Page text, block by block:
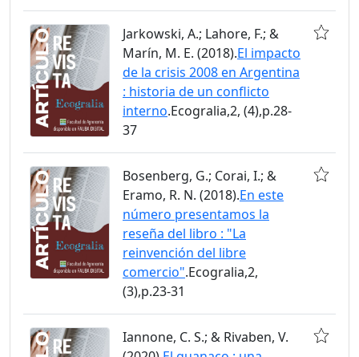
Jarkowski, A.; Lahore, F.; &
Marín, M. E. (2018).El impacto
de la crisis 2008 en Argentina
: historia de un conflicto
interno.Ecogralia,2, (4),p.28-
37
Bosenberg, G.; Corai, I.; &
Eramo, R. N. (2018).En este
número presentamos la
reseña del libro : "La
reinvención del libre
comercio".Ecogralia,2,
(3),p.23-31
Iannone, C. S.; & Rivaben, V.